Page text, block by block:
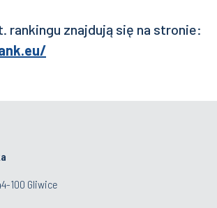
rankingu znajdują się na stronie:
100 Gliwice